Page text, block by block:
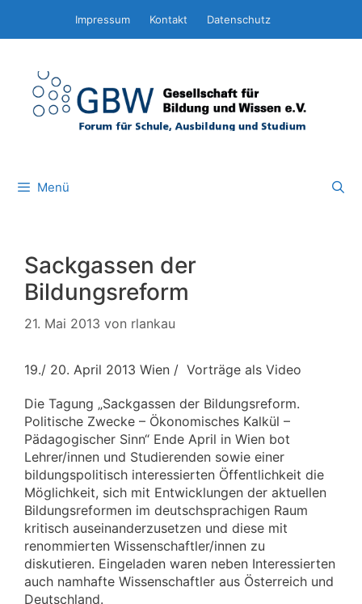
springen
Impressum Kontakt Datenschutz
Menü
Sackgassen der
Bildungsreform
21. Mai 2013 von rlankau
19./ 20. April 2013 Wien / Vorträge als Video
Die Tagung „Sackgassen der Bildungsreform.
Politische Zwecke – Ökonomisches Kalkül –
Pädagogischer Sinn“ Ende April in Wien bot
Lehrer/innen und Studierenden sowie einer
bildungspolitisch interessierten Öffentlichkeit die
Möglichkeit, sich mit Entwicklungen der aktuellen
Bildungsreformen im deutschsprachigen Raum
kritisch auseinanderzusetzen und diese mit
renommierten Wissenschaftler/innen zu
diskutieren. Eingeladen waren neben Interessierten
auch namhafte Wissenschaftler aus Österreich und
Deutschland.